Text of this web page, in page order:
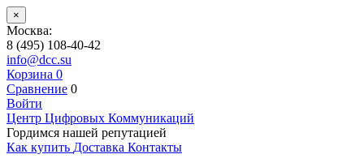
×
Москва:
8 (495) 108-40-42
info@dcc.su
Корзина 0
Сравнение 0
Войти
Центр Цифровых Коммуникаций
Гордимся нашей репутацией
Как купить Доставка Контакты